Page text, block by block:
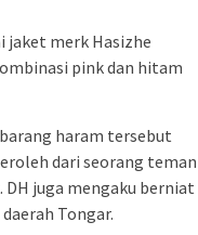
jaket merk Hasizhe
pink dan hitam
haram tersebut
dari seorang teman
juga mengaku berniat
Tongar.